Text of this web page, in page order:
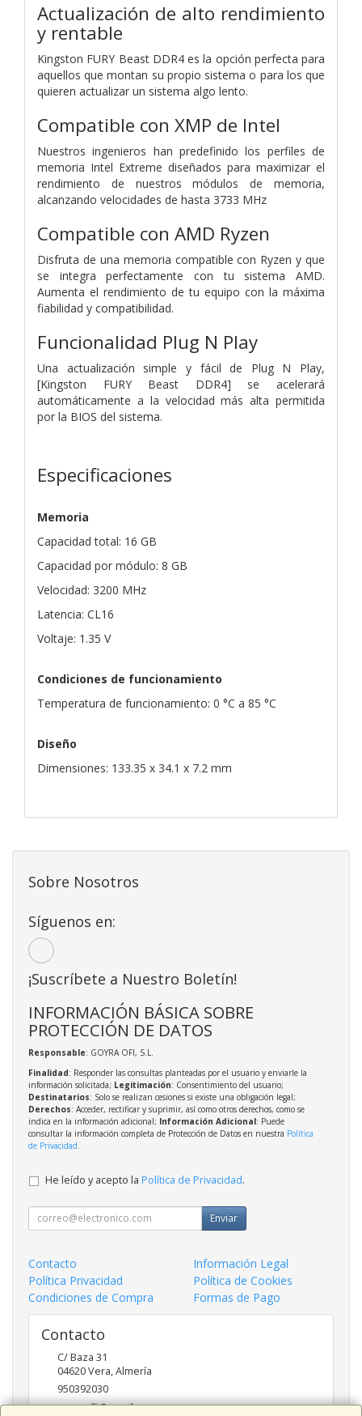
Actualización de alto rendimiento
y rentable
Kingston FURY Beast DDR4 es la opción perfecta para
aquellos que montan su propio sistema o para los que
quieren actualizar un sistema algo lento.
Compatible con XMP de Intel
Nuestros ingenieros han predefinido los perfiles de
memoria Intel Extreme diseñados para maximizar el
rendimiento de nuestros módulos de memoria,
alcanzando velocidades de hasta 3733 MHz
Compatible con AMD Ryzen
Disfruta de una memoria compatible con Ryzen y que
se integra perfectamente con tu sistema AMD.
Aumenta el rendimiento de tu equipo con la máxima
fiabilidad y compatibilidad.
Funcionalidad Plug N Play
Una actualización simple y fácil de Plug N Play,
[Kingston FURY Beast DDR4] se acelerará
automáticamente a la velocidad más alta permitida
por la BIOS del sistema.
Especificaciones
Memoria
Capacidad total: 16 GB
Capacidad por módulo: 8 GB
Velocidad: 3200 MHz
Latencia: CL16
Voltaje: 1.35 V
Condiciones de funcionamiento
Temperatura de funcionamiento: 0 °C a 85 °C
Diseño
Dimensiones: 133.35 x 34.1 x 7.2 mm
Sobre Nosotros
Síguenos en:
¡Suscríbete a Nuestro Boletín!
INFORMACIÓN BÁSICA SOBRE
PROTECCIÓN DE DATOS
Responsable: GOYRA OFI, S.L.
Finalidad: Responder las consultas planteadas por el usuario y enviarle la
información solicitada; Legitimación: Consentimiento del usuario;
Destinatarios: Solo se realizan cesiones si existe una obligación legal;
Derechos: Acceder, rectificar y suprimir, así como otros derechos, como se
indica en la información adicional; Información Adicional: Puede
consultar la información completa de Protección de Datos en nuestra Política
de Privacidad
He leído y acepto la Política de Privacidad.
Enviar
Contacto
Información Legal
Política Privacidad
Política de Cookies
Condiciones de Compra
Formas de Pago
Contacto
C/ Baza 31
04620Vera,Almería
950392030
goyraofii@gmail.com